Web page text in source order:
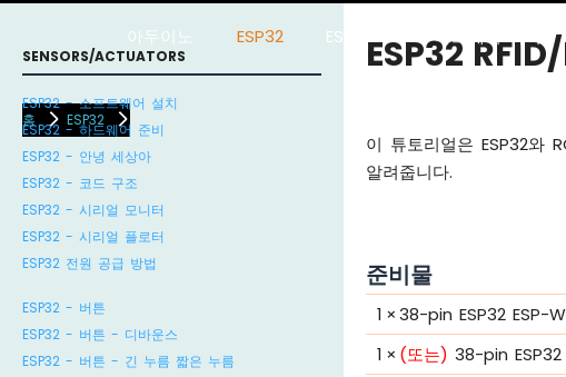
아두이노 ESP32 ESP8266 라즈베리 파이
홈 ESP32
SENSORS/ACTUATORS
ESP32 - 소프트웨어 설치
ESP32 - 하드웨어 준비
ESP32 - 안녕 세상아
ESP32 - 코드 구조
ESP32 - 시리얼 모니터
ESP32 - 시리얼 플로터
ESP32 전원 공급 방법
ESP32 - 버튼
ESP32 - 버튼 - 디바운스
ESP32 - 버튼 - 긴 누름 짧은 누름
ESP32
이 튜토리얼은 ESP32와
알려줍니다.
준비물
1 ×38-pin ESP32 ESP-
1 × (또는) 38-pin